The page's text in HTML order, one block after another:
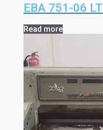
EBA 751-06
Read more